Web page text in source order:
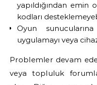
yapıldığından emin
kodları
Oyun
uygulamayı veya
Problemler devam
veya topluluk